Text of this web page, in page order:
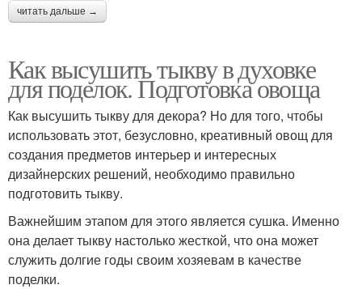
читать дальше →
Как высушить тыкву в духовке
для поделок. Подготовка овоща
Как высушить тыкву для декора? Но для того, чтобы
использовать этот, безусловно, креативный овощ для
создания предметов интерьер и интересных
дизайнерских решений, необходимо правильно
подготовить тыкву.
Важнейшим этапом для этого является сушка. Именно
она делает тыкву настолько жесткой, что она может
служить долгие годы своим хозяевам в качестве
поделки.